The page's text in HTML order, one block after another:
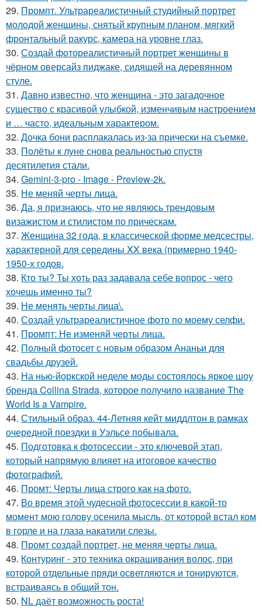
29. Промпт. Ультрареалистичный студийный портрет
молодой женщины, снятый крупным планом, мягкий
фронтальный ракурс, камера на уровне глаз.
30. Создай фотореалистичный портрет женщины в
чёрном оверсайз пиджаке, сидящей на деревянном
стуле.
31. Давно известно, что женщина - это загадочное
существо с красивой улыбкой, изменчивым настроением
и … часто, идеальным характером.
32. Дочка бони расплакалась из-за прически на съемке.
33. Полёты к луне снова реальностью спустя
десятилетия стали.
34. Gemini-3-pro - Image - Preview-2k.
35. Не меняй черты лица.
36. Да, я признаюсь, что не являюсь трендовым
визажистом и стилистом по прическам.
37. Женщина 32 года, в классической форме медсестры,
характерной для середины XX века (примерно 1940-
1950-х годов.
38. Кто ты? Ты хоть раз задавала себе вопрос - чего
хочешь именно ты?
39. Не менять черты лица\.
40. Создай ультрареалистичное фото по моему селфи.
41. Промпт: Не изменяй черты лица.
42. Полный фотосет с новым образом Ананьи для
свадьбы друзей.
43. На нью-йоркской неделе моды состоялось яркое шоу
бренда Collina Strada, которое получило название The
World Is a Vampire.
44. Стильный образ. 44-Летняя кейт миддлтон в рамках
очередной поездки в Уэльсе побывала.
45. Подготовка к фотосессии - это ключевой этап,
который напрямую влияет на итоговое качество
фотографий.
46. Промт: Черты лица строго как на фото.
47. Во время этой чудесной фотосессии в какой-то
момент мою голову осенила мысль, от которой встал ком
в горле и на глаза накатили слезы.
48. Промт создай портрет, не меняя черты лица.
49. Контуринг - это техника окрашивания волос, при
которой отдельные пряди осветляются и тонируются,
встраиваясь в общий тон.
50. NL даёт возможность роста!